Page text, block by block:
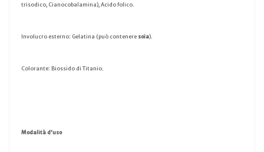
trisodico, Cianocobalamina), Acido folico.
Involucro esterno: Gelatina (può contenere soia).
Colorante: Biossido di Titanio.
Modalità d'uso